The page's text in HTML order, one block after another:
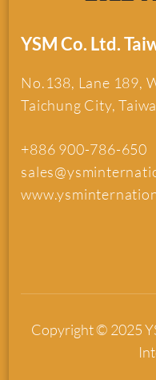
YSM Co. Ltd.
No.138, Lane 189,
Taichung City,
+886 900-786-650
Copyright © 2025